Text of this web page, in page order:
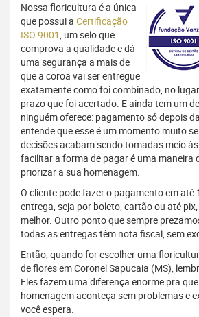
Nossa floricultura é a única
que possui a Certificação
ISO 9001, um selo que
comprova a qualidade e dá
uma segurança a mais de
que a coroa vai ser entregue
exatamente como foi combinado, no
prazo que foi acertado. E ainda tem um
ninguém oferece: pagamento só depois
entende que esse é um momento muito
decisões acabam sendo tomadas meio
facilitar a forma de pagar é uma maneira
priorizar a sua homenagem.
O cliente pode fazer o pagamento em até
entrega, seja por boleto, cartão ou até
melhor. Outro ponto que sempre
todas as entregas têm nota fiscal, sem
Então, quando for escolher uma
de flores em Coronel Sapucaia (MS),
Eles fazem uma diferença enorme pra
homenagem aconteça sem problemas e
você espera.